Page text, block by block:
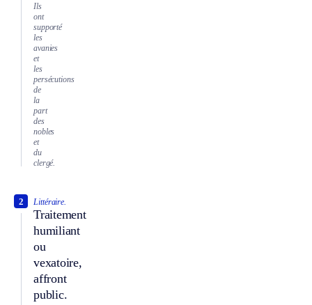
Ils
ont
supporté
les
avanies
et
les
persécutions
de
la
part
des
nobles
et
du
clergé.
Littéraire.
Traitement
humiliant
ou
vexatoire,
affront
public.
2